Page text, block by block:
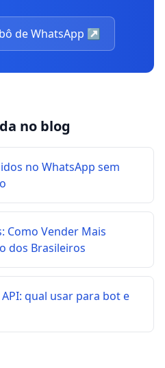
de WhatsApp ↗
no blog
no WhatsApp sem
Como Vender Mais
dos Brasileiros
qual usar para bot e